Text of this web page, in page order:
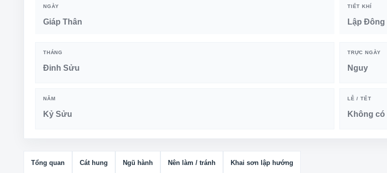
NGÀY
Giáp Thân
TIẾT KHÍ
Lập Đông
THÁNG
Đinh Sửu
TRỰC NGÀY
Nguy
NĂM
Kỷ Sửu
LỄ / TẾT
Không có
Tổng quan Cát hung Ngũ hành Nên làm / tránh Khai sơn lập hướng